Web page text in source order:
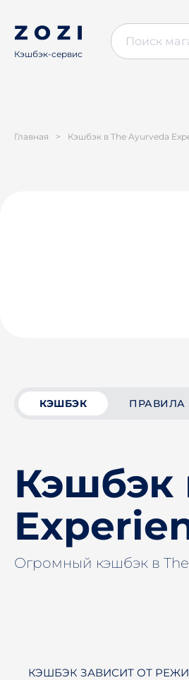
Кэшбэк-сервис
Главная > Кэшбэк в The Ayurveda
КЭШБЭК ПРАВИЛА
Кэшбэк
Огромный кэшбэк в
КЭШБЭК ЗАВИСИТ ОТ